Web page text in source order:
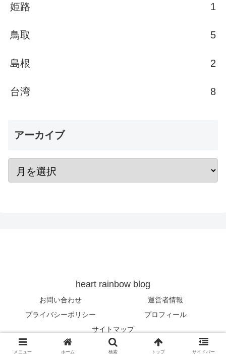
姫路 1
鳥取 5
島根 2
台湾 8
アーカイブ
heart rainbow blog
お問い合わせ
運営者情報
プライバシーポリシー
プロフィール
サイトマップ
© 2019 heart rainbow blog.
メニュー ホーム 検索 トップ サイドバー